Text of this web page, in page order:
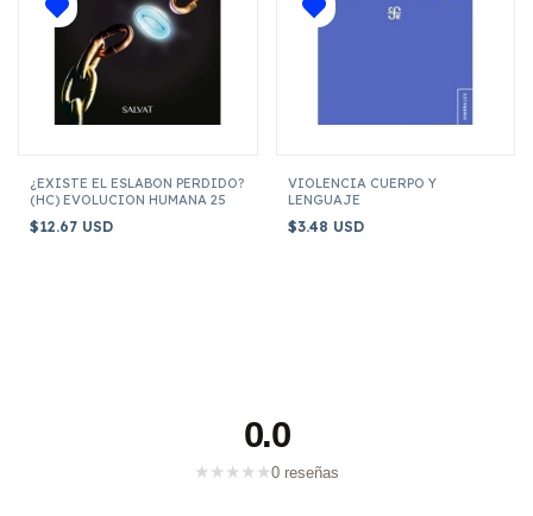
¿EXISTE EL ESLABON PERDIDO?
(HC) EVOLUCION HUMANA 25
$12.67 USD
VIOLENCIA CUERPO Y
LENGUAJE
$3.48 USD
0.0
★ ★ ★ ★ ★0 reseñas